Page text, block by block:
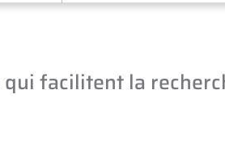
facilitent la